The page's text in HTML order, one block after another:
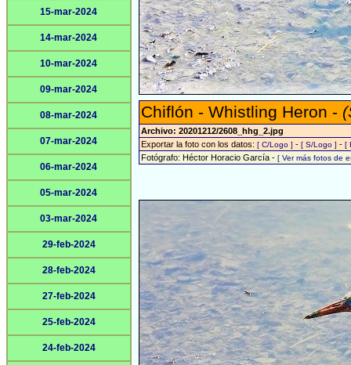
15-mar-2024
14-mar-2024
10-mar-2024
09-mar-2024
08-mar-2024
07-mar-2024
06-mar-2024
05-mar-2024
03-mar-2024
29-feb-2024
28-feb-2024
27-feb-2024
25-feb-2024
24-feb-2024
Chiflón - Whistling Heron -
Archivo: 20201212/2608_hhg_2.jpg
Exportar la foto con los datos: [ C/Logo ] - [ S/Logo ] - [
Fotógrafo: Héctor Horacio García - [ Ver más fotos de